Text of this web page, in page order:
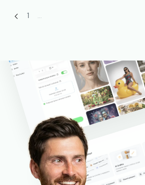
1 ...